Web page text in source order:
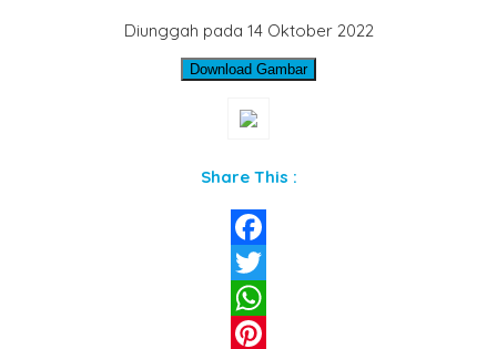
Diunggah pada 14 Oktober 2022
Download Gambar
Share This :
Facebook
Twitter
WhatsApp